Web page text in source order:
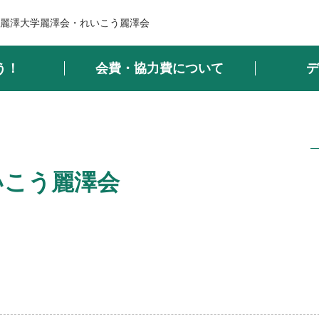
澤大学麗澤会・れいこう麗澤会
会費・協力費について
う麗澤会